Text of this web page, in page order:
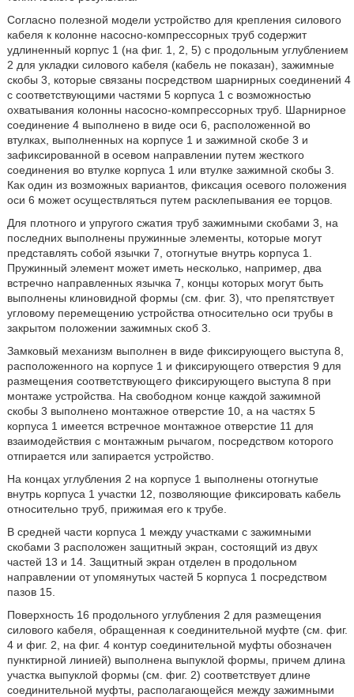
Согласно полезной модели устройство для крепления силового
кабеля к колонне насосно-компрессорных труб содержит
удлиненный корпус 1 (на фиг. 1, 2, 5) с продольным углублением
2 для укладки силового кабеля (кабель не показан), зажимные
скобы 3, которые связаны посредством шарнирных соединений 4
с соответствующими частями 5 корпуса 1 с возможностью
охватывания колонны насосно-компрессорных труб. Шарнирное
соединение 4 выполнено в виде оси 6, расположенной во
втулках, выполненных на корпусе 1 и зажимной скобе 3 и
зафиксированной в осевом направлении путем жесткого
соединения во втулке корпуса 1 или втулке зажимной скобы 3.
Как один из возможных вариантов, фиксация осевого положения
оси 6 может осуществляться путем расклепывания ее торцов.
Для плотного и упругого сжатия труб зажимными скобами 3, на
последних выполнены пружинные элементы, которые могут
представлять собой язычки 7, отогнутые внутрь корпуса 1.
Пружинный элемент может иметь несколько, например, два
встречно направленных язычка 7, концы которых могут быть
выполнены клиновидной формы (см. фиг. 3), что препятствует
угловому перемещению устройства относительно оси трубы в
закрытом положении зажимных скоб 3.
Замковый механизм выполнен в виде фиксирующего выступа 8,
расположенного на корпусе 1 и фиксирующего отверстия 9 для
размещения соответствующего фиксирующего выступа 8 при
монтаже устройства. На свободном конце каждой зажимной
скобы 3 выполнено монтажное отверстие 10, а на частях 5
корпуса 1 имеется встречное монтажное отверстие 11 для
взаимодействия с монтажным рычагом, посредством которого
отпирается или запирается устройство.
На концах углубления 2 на корпусе 1 выполнены отогнутые
внутрь корпуса 1 участки 12, позволяющие фиксировать кабель
относительно труб, прижимая его к трубе.
В средней части корпуса 1 между участками с зажимными
скобами 3 расположен защитный экран, состоящий из двух
частей 13 и 14. Защитный экран отделен в продольном
направлении от упомянутых частей 5 корпуса 1 посредством
пазов 15.
Поверхность 16 продольного углубления 2 для размещения
силового кабеля, обращенная к соединительной муфте (см. фиг.
4 и фиг. 2, на фиг. 4 контур соединительной муфты обозначен
пунктирной линией) выполнена выпуклой формы, причем длина
участка выпуклой формы (см. фиг. 2) соответствует длине
соединительной муфты, располагающейся между зажимными